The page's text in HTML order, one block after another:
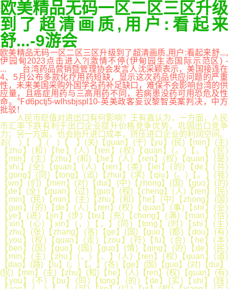
欧美精品无码一区二区三区升级
到了超清画质,用户:看起来
舒...-9游会
欧美精品无码一区二区三区升级到了超清画质,用户:看起来舒...,
伊园甸2023点击进入?|激情不停(伊甸园生态国际示范区) -
... 台湾药品营销暨管理协会发言人沈采颖表示，美国接连在
4、5月公布多款化疗用药短缺，显示这次药品供应问题的严重
性，未来美国采购外国学名药补足缺口，难保不会影响台湾的供
应量，且癌症用药与三高用药不同，若病患没药可用恐危及性
命。℉d6pctj5-wlhsbjspl10-英美政客妄议黎智英案判决，中方
批驳！
人民币贬值对进出口有何影响？王有鑫认为，一方面，人民
币汇率下跌有利于出口企业提升价格竞争优势，巩固出口竞争
力；另一方面，也会抬升进口成本，挤压进口企业的利润空间。
お( )【 】( )【 】(关)【guan】(于)【yu】(民)【min】(主)
【zhu】(和)【he】(人)【ren】(权)【quan】(。)【。】(民)
【min】(主)【zhu】(和)【he】(人)【ren】(权)【quan】(是)
【shi】(全)【quan】(人)【ren】(类)【lei】(的)【de】(共)
【gong】(同)【tong】(追)【zhui】(求)【qiu】(。)【。】(我)
【wo】(们)【men】(对)【dui】(中)【zhong】(国)【guo】(的)
【de】(全)【quan】(过)【guo】(程)【cheng】(人)【ren】(民)
【min】(民)【min】(主)【zhu】(和)【he】(中)【zhong】(国)
【guo】(的)【de】(人)【ren】(权)【quan】(事)【shi】(业)
【ye】(进)【jin】(步)【bu】(充)【chong】(满)【man】(信)
【xin】(心)【xin】(，)【，】(同)【tong】(时)【shi】(主)
【zhu】(张)【zhang】(各)【ge】(国)【guo】(都)【dou】(有)
【you】(权)【quan】(走)【zou】(符)【fu】(合)【he】(本)
【ben】(国)【guo】(国)【guo】(情)【qing】(的)【de】(民)
【min】(主)【zhu】(、)【、】(人)【ren】(权)【quan】(道)
【dao】(路)【lu】(。)【。】(各)【ge】(国)【guo】(对)【dui】
(民)【min】(主)【zhu】(和)【he】(人)【ren】(权)【quan】(有)
【you】(不)【bu】(同)【tong】(的)【de】(实)【shi】(践)